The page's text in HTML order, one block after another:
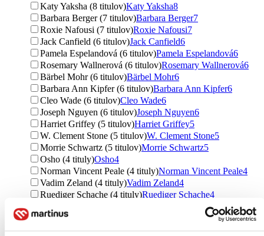
Katy Yaksha (8 titulov)Katy Yaksha8
Barbara Berger (7 titulov)Barbara Berger7
Roxie Nafousi (7 titulov)Roxie Nafousi7
Jack Canfield (6 titulov)Jack Canfield6
Pamela Espelandová (6 titulov)Pamela Espelandová6
Rosemary Wallnerová (6 titulov)Rosemary Wallnerová6
Bärbel Mohr (6 titulov)Bärbel Mohr6
Barbara Ann Kipfer (6 titulov)Barbara Ann Kipfer6
Cleo Wade (6 titulov)Cleo Wade6
Joseph Nguyen (6 titulov)Joseph Nguyen6
Harriet Griffey (5 titulov)Harriet Griffey5
W. Clement Stone (5 titulov)W. Clement Stone5
Morrie Schwartz (5 titulov)Morrie Schwartz5
Osho (4 tituly)Osho4
Norman Vincent Peale (4 tituly)Norman Vincent Peale4
Vadim Zeland (4 tituly)Vadim Zeland4
Ruediger Schache (4 tituly)Ruediger Schache4